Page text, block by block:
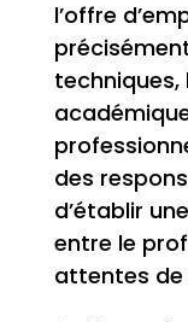
l’offre
des
d’établir
entre le
attentes de